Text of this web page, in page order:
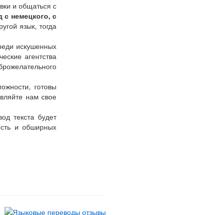
и общаться с
с немецкого, с
язык, тогда
искушенных
агентства
готовы
нам свое
текста будет
и обширных